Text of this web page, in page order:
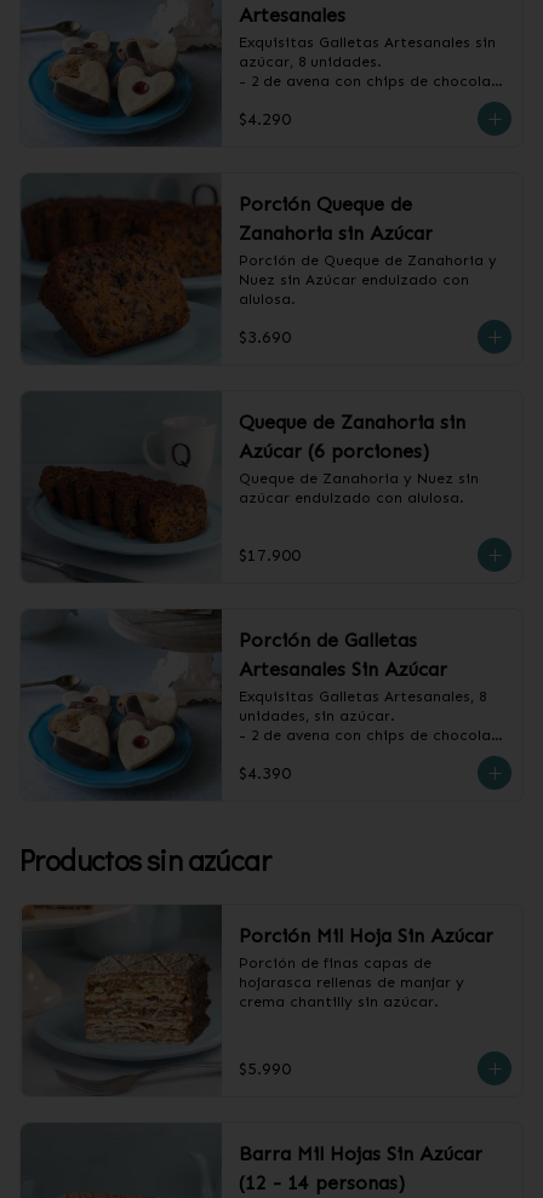
Artesanales
Exquisitas Galletas Artesanales sin
azúcar, 8 unidades.
- 2 de avena con chips de chocolate
chocolate
$4.290
Porción Queque de
Zanahoria sin Azúcar
Porción de Queque de Zanahoria y
Nuez sin Azúcar endulzado con
alulosa.
$3.690
Queque de Zanahoria sin
Azúcar (6 porciones)
Queque de Zanahoria y Nuez sin
azúcar endulzado con alulosa.
$17.900
Porción de Galletas
Artesanales Sin Azúcar
Exquisitas Galletas Artesanales, 8
unidades, sin azúcar.
- 2 de avena con chips de chocolate
chocolate
$4.390
Productos sin azúcar
Porción Mil Hoja Sin Azúcar
Porción de finas capas de
hojarasca rellenas de manjar y
crema chantilly sin azúcar.
$5.990
Barra Mil Hojas Sin Azúcar
(12 - 14 personas)